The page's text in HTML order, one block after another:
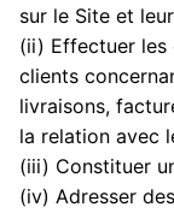
sur le Site et
(ii) Effectuer les
clients
livraisons,
la relation avec
(iii) Constituer
(iv) Adresser